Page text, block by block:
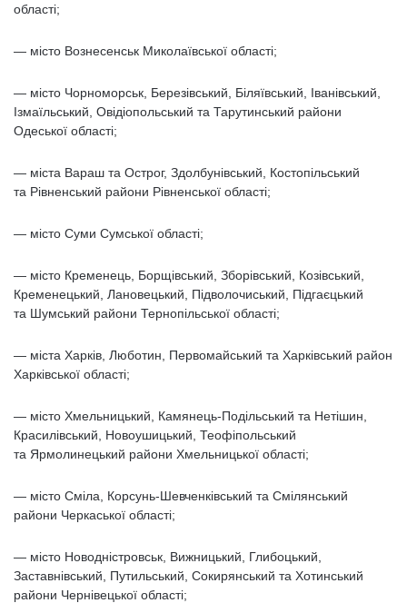
області;
— місто Вознесенськ Миколаївської області;
— місто Чорноморськ, Березівський, Біляївський, Іванівський,
Ізмаїльський, Овідіопольський та Тарутинський райони
Одеської області;
— міста Вараш та Острог, Здолбунівський, Костопільський
та Рівненський райони Рівненської області;
— місто Суми Сумської області;
— місто Кременець, Борщівський, Зборівський, Козівський,
Кременецький, Лановецький, Підволочиський, Підгаєцький
та Шумський райони Тернопільської області;
— міста Харків, Люботин, Первомайський та Харківський район
Харківської області;
— місто Хмельницький, Камянець-Подільський та Нетішин,
Красилівський, Новоушицький, Теофіпольський
та Ярмолинецький райони Хмельницької області;
— місто Сміла, Корсунь-Шевченківський та Смілянський
райони Черкаської області;
— місто Новодністровськ, Вижницький, Глибоцький,
Заставнівський, Путильський, Сокирянський та Хотинський
райони Чернівецької області;